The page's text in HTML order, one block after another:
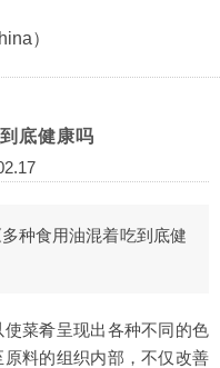
）
底健康吗
种食用油混着吃到底健
菜肴呈现出各种不同的色
料的组织内部，不仅改善